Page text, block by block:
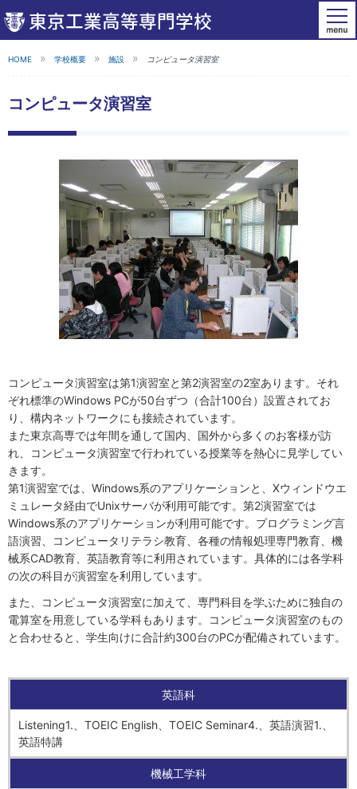
HOME 学校概要 施設 コンピュータ演習室
コンピュータ演習室
コンピュータ演習室は第1演習室と第2演習室の2室あります。それ
ぞれ標準のWindows PCが50台ずつ（合計100台）設置されてお
り、構内ネットワークにも接続されています。
また東京高専では年間を通して国内、国外から多くのお客様が訪
れ、コンピュータ演習室で行われている授業等を熱心に見学してい
きます。
第1演習室では、Windows系のアプリケーションと、Xウィンドウエ
ミュレータ経由でUnixサーバが利用可能です。第2演習室では
Windows系のアプリケーションが利用可能です。プログラミング言
語演習、コンピュータリテラシ教育、各種の情報処理専門教育、機
械系CAD教育、英語教育等に利用されています。具体的には各学科
の次の科目が演習室を利用しています。
また、コンピュータ演習室に加えて、専門科目を学ぶために独自の
電算室を用意している学科もあります。コンピュータ演習室のもの
と合わせると、学生向けに合計約300台のPCが配備されています。
英語科
Listening1.、TOEIC English、TOEIC Seminar4.、英語演習1.、
英語特講
機械工学科